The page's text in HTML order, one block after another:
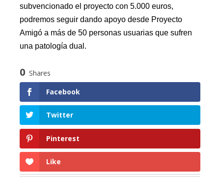
subvencionado el proyecto con 5.000 euros,
podremos seguir dando apoyo desde Proyecto
Amigó a más de 50 personas usuarias que sufren
una patología dual.
0 Shares
Facebook
Twitter
Pinterest
Like